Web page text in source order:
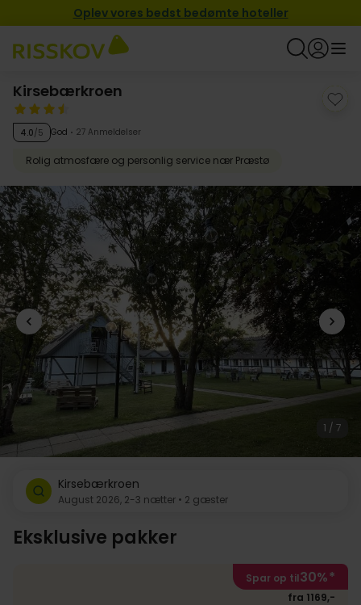
Oplev vores bedst bedømte hoteller
Kirsebærkroen
4.0/5 God 27 Anmeldelser
Rolig atmosfære og personlig service nær Præstø
1 / 7
Kirsebærkroen
August 2026, 2-3 nætter • 2 gæster
Eksklusive pakker
Spar op til30%*
fra 1169,-